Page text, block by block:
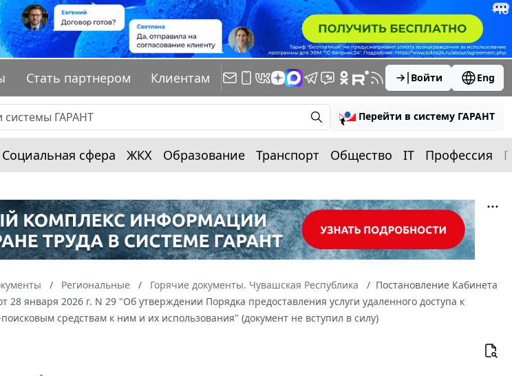
Стать партнером Клиентам Войти Eng
Перейти в систему ГАРАНТ
Социальная сфера ЖКХ Образование Транспорт Общество IT Профессия
Региональные Горячие документы. Чувашская Республика
Постановление Кабинета
января 2026 г. N 29 "Об утверждении Порядка предоставления услуги удаленного доступа к
средствам к ним и их использования" (документ не вступил в силу)